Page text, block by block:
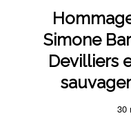
Simone
Devilliers
30